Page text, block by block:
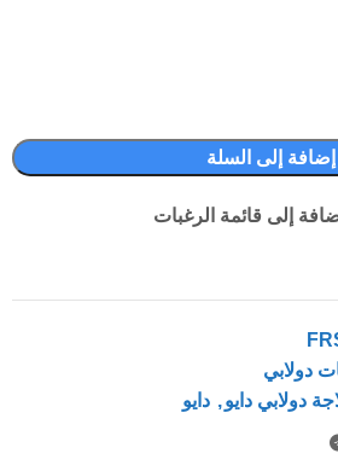
إضافة إلى السلة
إلى قائمة الرغبات
دولابي
دولابي دايو, دايو